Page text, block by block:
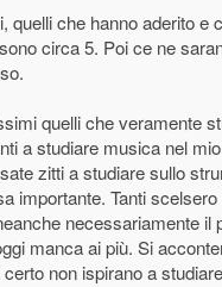
quelli che hanno aderito
circa 5. Poi ce ne
quelli che veramente
a studiare musica nel
zitti a studiare sullo
importante. Tanti
necessariamente
manca ai più. Si
non ispirano a